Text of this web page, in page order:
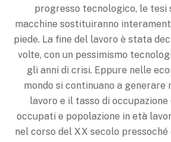
progresso tecnologico, le tesi
macchine sostituiranno
piede. La fine del lavoro è stata
volte, con un pessimismo
gli anni di crisi. Eppure nelle
mondo si continuano a generare
lavoro e il tasso di
occupati e popolazione in età
nel corso del XX secolo pressoché